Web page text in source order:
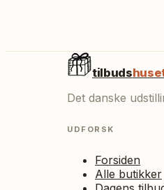
tilbuds
Det danske
UDFORSK
Forsiden
Alle butikker